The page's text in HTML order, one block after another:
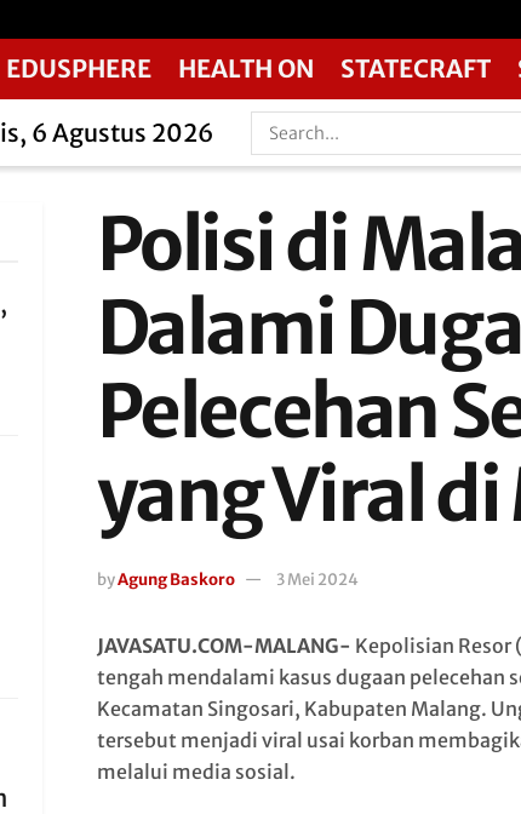
EDUSPHERE HEALTH ON STATECRAFT
6 Agustus 2026
Polisi di
Dalami
Pelecehan
yang Viral di
byAgung Baskoro 3 Mei 2024
JAVASATU.COM-MALANG- Kepolisian Resor
tengah mendalami kasus dugaan pelecehan
Kecamatan Singosari, Kabupaten Malang.
tersebut menjadi viral usai korban
melalui media sosial.